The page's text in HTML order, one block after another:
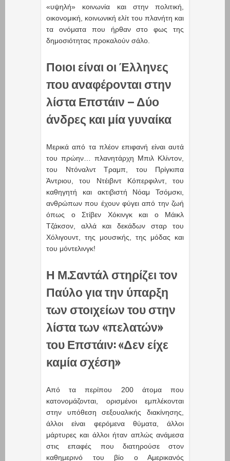
«υψηλή» κοινωνία και στην πολιτική,
οικονομική, κοινωνική ελίτ του πλανήτη και
τα ονόματα που ήρθαν στο φως της
δημοσιότητας προκαλούν σάλο.
Ποιοι είναι οι Έλληνες
που αναφέρονται στην
λίστα Επστάιν – Δύο
άνδρες και μία γυναίκα
Μερικά από τα πλέον επιφανή είναι αυτά
του πρώην… πλανητάρχη Μπιλ Κλίντον,
του Ντόναλντ Τραμπ, του Πρίγκιπα
Άντριου, του Ντέιβιντ Κόπερφιλντ, του
καθηγητή και ακτιβιστή Νόαμ Τσόμσκι,
ανθρώπων που έχουν φύγει από την ζωή
όπως ο Στίβεν Χόκινγκ και ο Μάικλ
Τζάκσον, αλλά και δεκάδων σταρ του
Χόλιγουντ, της μουσικής, της μόδας και
του μόντελινγκ!
Η Μ.Σαντάλ στηρίζει τον
Παύλο για την ύπαρξη
των στοιχείων του στην
λίστα των «πελατών»
του Επστάιν: «Δεν είχε
καμία σχέση»
Από τα περίπου 200 άτομα που
κατονομάζονται, ορισμένοι εμπλέκονται
στην υπόθεση σεξουαλικής διακίνησης,
άλλοι είναι φερόμενα θύματα, άλλοι
μάρτυρες και άλλοι ήταν απλώς ανάμεσα
στις επαφές που διατηρούσε στον
καθημερινό του βίο ο Αμερικανός